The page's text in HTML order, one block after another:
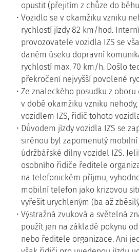
opustit (přejitím z chůze do
Vozidlo se v okamžiku vzniku
rychlostí jízdy 82 km/hod.
provozovatele vozidla IZS se
daném úseku dopravní
rychlostí max. 70 km/h. Došlo
překročení nejvyšší povolené
Ze znaleckého posudku z oboru
v době okamžiku vzniku
vozidlem IZS, řidič tohoto
Důvodem jízdy vozidla IZS se
sirénou byl zapomenutý
údržbářské dílny vozidel IZS.
osobního řidiče ředitele
na telefonickém příjmu,
mobilní telefon jako krizovou
vyřešit urychleným (ba až
Výstražná zvuková a světelná
použít jen na základě pokynu
nebo ředitele organizace. Ani